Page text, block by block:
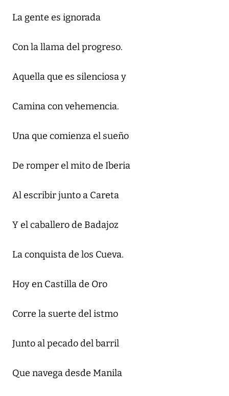
La gente es ignorada
Con la llama del progreso.
Aquella que es silenciosa y
Camina con vehemencia.
Una que comienza el sueño
De romper el mito de Iberia
Al escribir junto a Careta
Y el caballero de Badajoz
La conquista de los Cueva.
Hoy en Castilla de Oro
Corre la suerte del istmo
Junto al pecado del barril
Que navega desde Manila